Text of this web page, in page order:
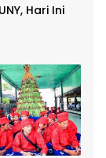
Hari Ini